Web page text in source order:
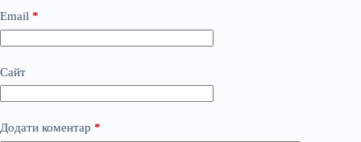
Email *
Сайт
Додати коментар *